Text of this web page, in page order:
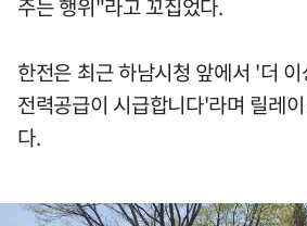
한전은 최근 하남시청 앞에서 '더
전력공급이 시급합니다'라며 릴레
다.